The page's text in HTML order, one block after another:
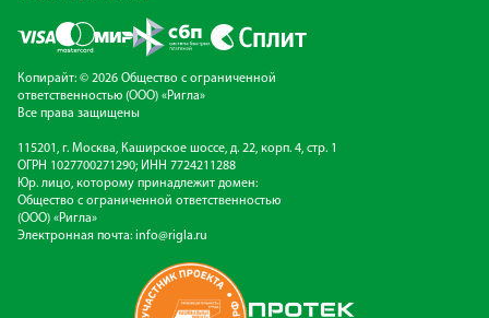
Копирайт: © 2026 Общество с ограниченной
ответственностью (ООО) «Ригла»
Все права защищены
115201, г. Москва, Каширское шоссе, д. 22, корп. 4, стр. 1
ОГРН 1027700271290; ИНН 7724211288
Юр. лицо, которому принадлежит домен:
Общество с ограниченной ответственностью
(ООО) «Ригла»
Электронная почта: info@rigla.ru